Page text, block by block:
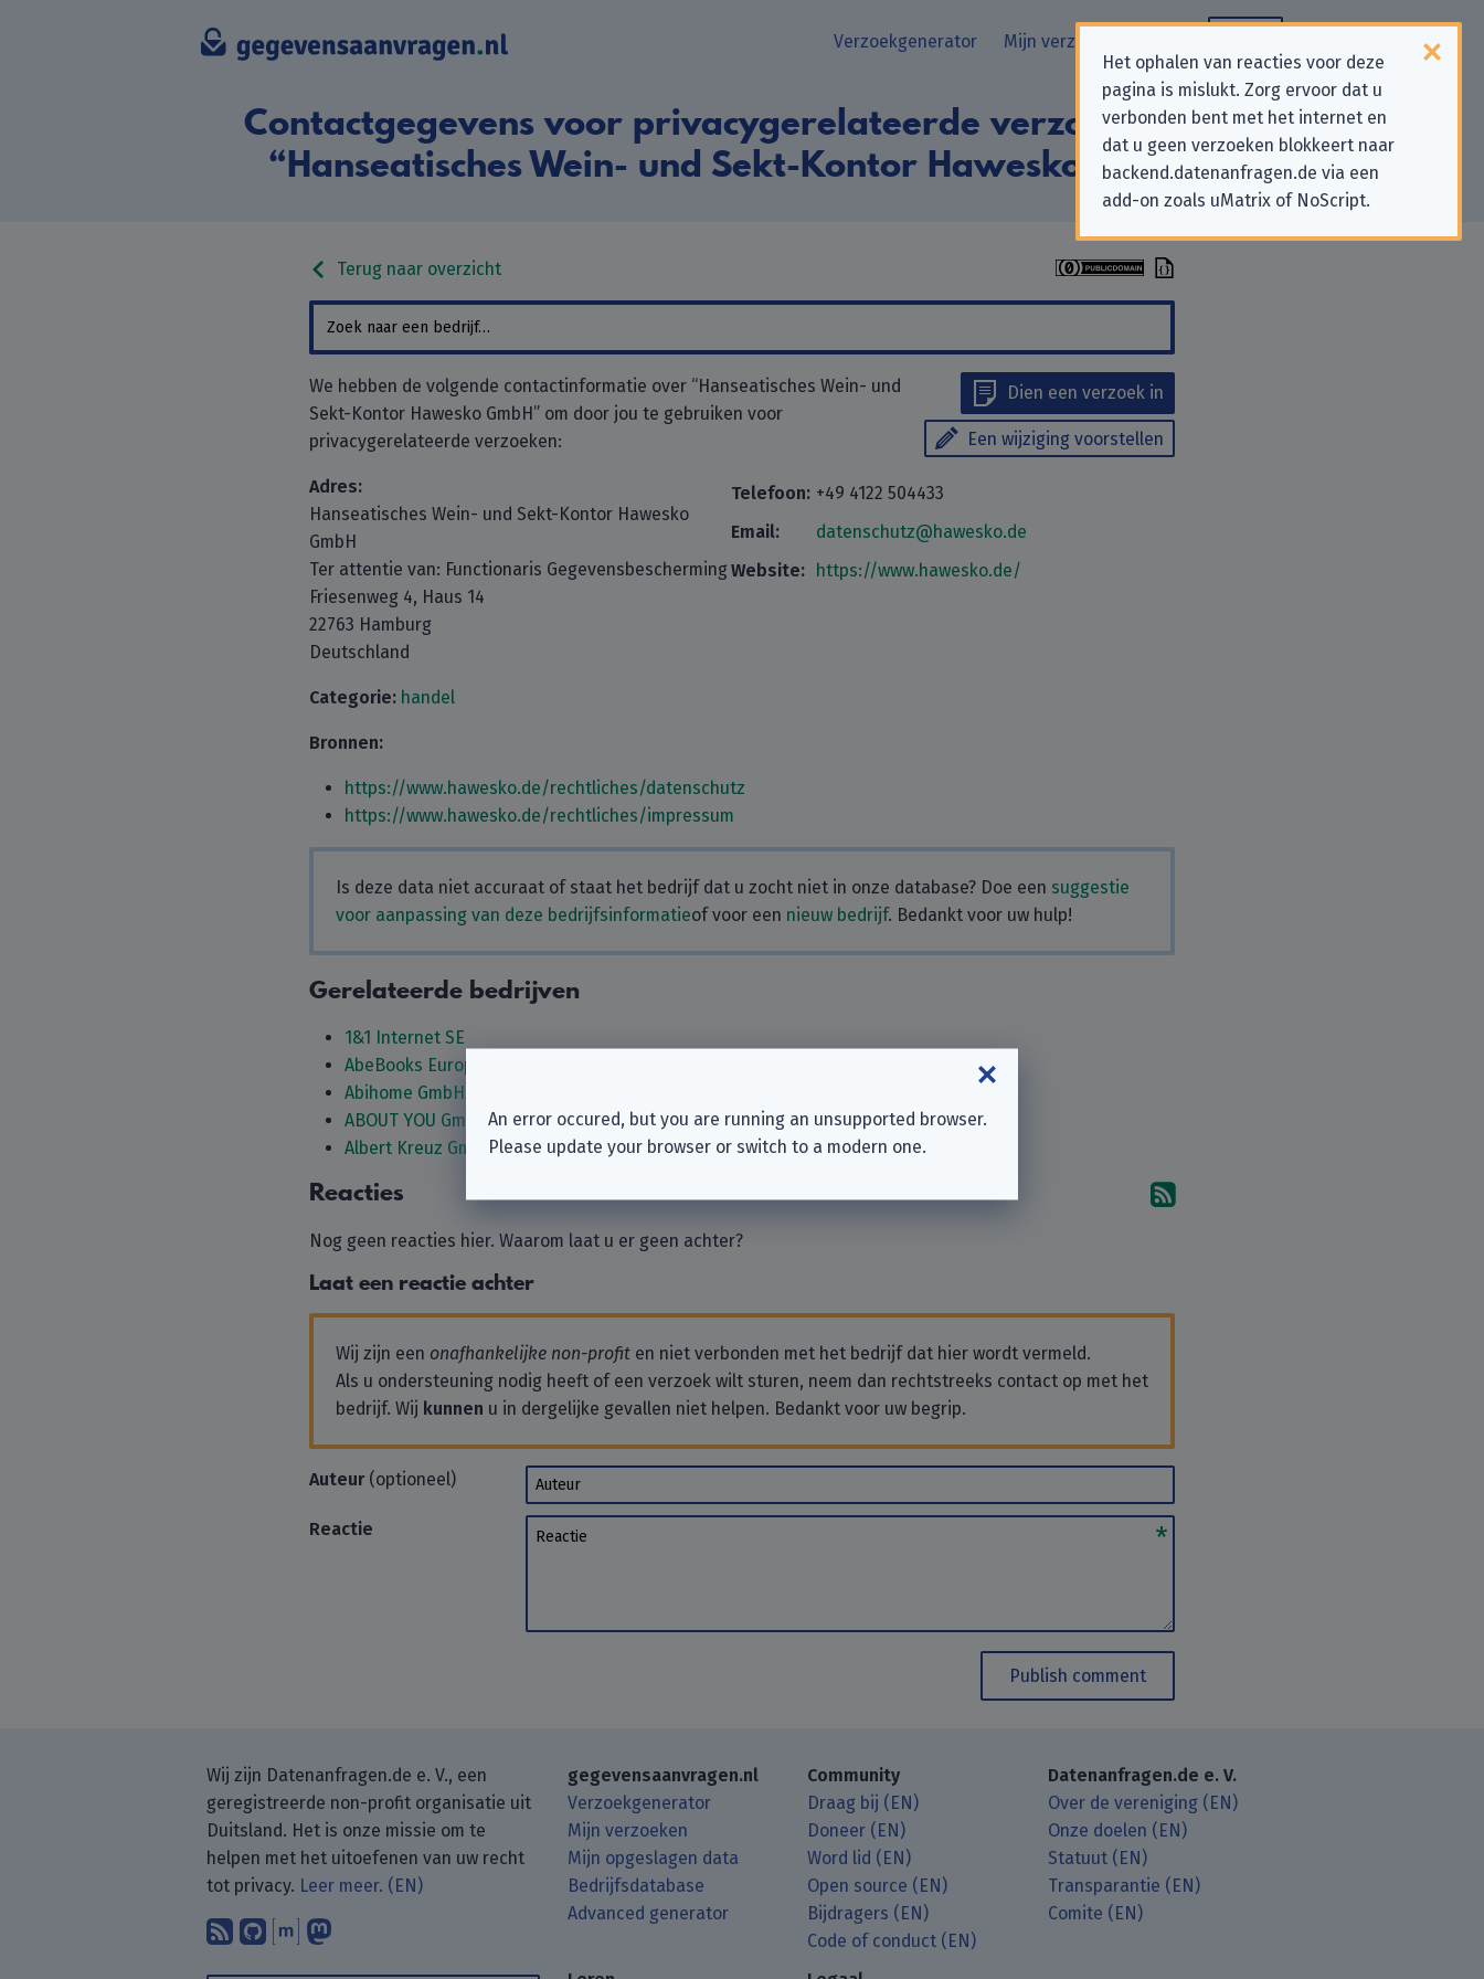
Het ophalen van reacties voor deze
pagina is mislukt. Zorg ervoor dat u
verbonden bent met het internet en
dat u geen verzoeken blokkeert naar
backend.datenanfragen.de via een
add-on zoals uMatrix of NoScript.
Verzoekgenerator Mijn verzoeken
Contactgegevens voor privacygerelateerde verzoeken aan
“Hanseatisches Wein- und Sekt-Kontor Hawesko GmbH”
Terug naar overzicht
Dien een verzoek in
Een wijziging voorstellen
We hebben de volgende contactinformatie over “Hanseatisches Wein- und
Sekt-Kontor Hawesko GmbH” om door jou te gebruiken voor
privacygerelateerde verzoeken:
Adres:
Hanseatisches Wein- und Sekt-Kontor Hawesko
GmbH
Ter attentie van: Functionaris Gegevensbescherming
Friesenweg 4, Haus 14
22763 Hamburg
Deutschland
Telefoon: +49 4122 504433
Email:
datenschutz@hawesko.de
Website: https://www.hawesko.de/
Categorie: handel
Bronnen:
https://www.hawesko.de/rechtliches/datenschutz
https://www.hawesko.de/rechtliches/impressum
Is deze data niet accuraat of staat het bedrijf dat u zocht niet in onze database? Doe een suggestie
voor aanpassing van deze bedrijfsinformatieof voor een nieuw bedrijf. Bedankt voor uw hulp!
Gerelateerde bedrijven
1&1 Internet SE
AbeBooks Europe GmbH
Abihome GmbH
ABOUT YOU GmbH
Albert Kreuz GmbH
Reacties Abonneer u op de
Nog geen reacties hier. Waarom laat u er geen achter?
Laat een reactie achter
Wij zijn een onafhankelijke non-profit en niet verbonden met het bedrijf dat hier wordt vermeld.
Als u ondersteuning nodig heeft of een verzoek wilt sturen, neem dan rechtstreeks contact op met het
bedrijf. Wij kunnen u in dergelijke gevallen niet helpen. Bedankt voor uw begrip.
Auteur(optioneel) Auteur
Reactie Reactie
Publish comment
Wij zijn Datenanfragen.de e. V., een
geregistreerde non-profit organisatie uit
Duitsland. Het is onze missie om te
helpen met het uitoefenen van uw recht
tot privacy. Leer meer. (EN)
Abonneer op onze blogposts met uw RSS-feedreader.
Vind ons op GitHub.
Praat met ons via Matrix.
Volg ons op Mastodon.
gegevensaanvragen.nl
Verzoekgenerator
Mijn verzoeken
Mijn opgeslagen data
Bedrijfsdatabase
Advanced generator
Community
Draag bij (EN)
Doneer (EN)
Word lid (EN)
Open source (EN)
Bijdragers (EN)
Code of conduct (EN)
Datenanfragen.de e. V.
Over de vereniging (EN)
Onze doelen (EN)
Statuut (EN)
Transparantie (EN)
Comite (EN)
An error occured, but you are running an unsupported browser.
Please update your browser or switch to a modern one.